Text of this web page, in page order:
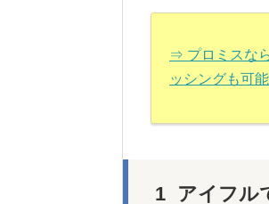
⇒ プロミスな
ッシングも可
アイフル